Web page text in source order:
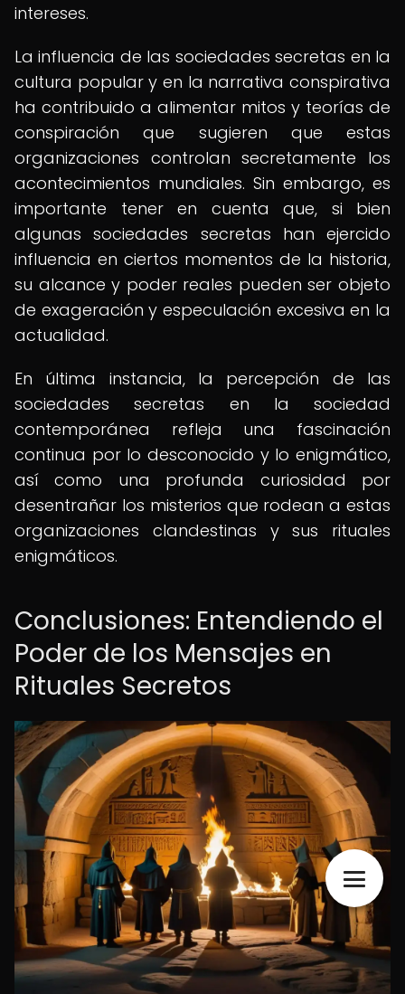
intereses.
La influencia de las sociedades secretas en la
cultura popular y en la narrativa conspirativa
ha contribuido a alimentar mitos y teorías de
conspiración que sugieren que estas
organizaciones controlan secretamente los
acontecimientos mundiales. Sin embargo, es
importante tener en cuenta que, si bien
algunas sociedades secretas han ejercido
influencia en ciertos momentos de la historia,
su alcance y poder reales pueden ser objeto
de exageración y especulación excesiva en la
actualidad.
En última instancia, la percepción de las
sociedades secretas en la sociedad
contemporánea refleja una fascinación
continua por lo desconocido y lo enigmático,
así como una profunda curiosidad por
desentrañar los misterios que rodean a estas
organizaciones clandestinas y sus rituales
enigmáticos.
Conclusiones: Entendiendo el
Poder de los Mensajes en
Rituales Secretos